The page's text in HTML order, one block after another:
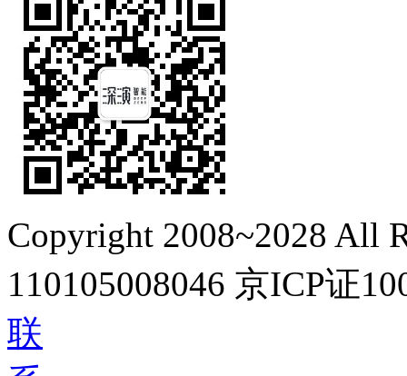
Copyright 2008~2028 All
110105008046 京ICP证
联